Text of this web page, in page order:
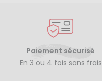
Paiement sécurisé
En 3 ou 4 fois sans frais